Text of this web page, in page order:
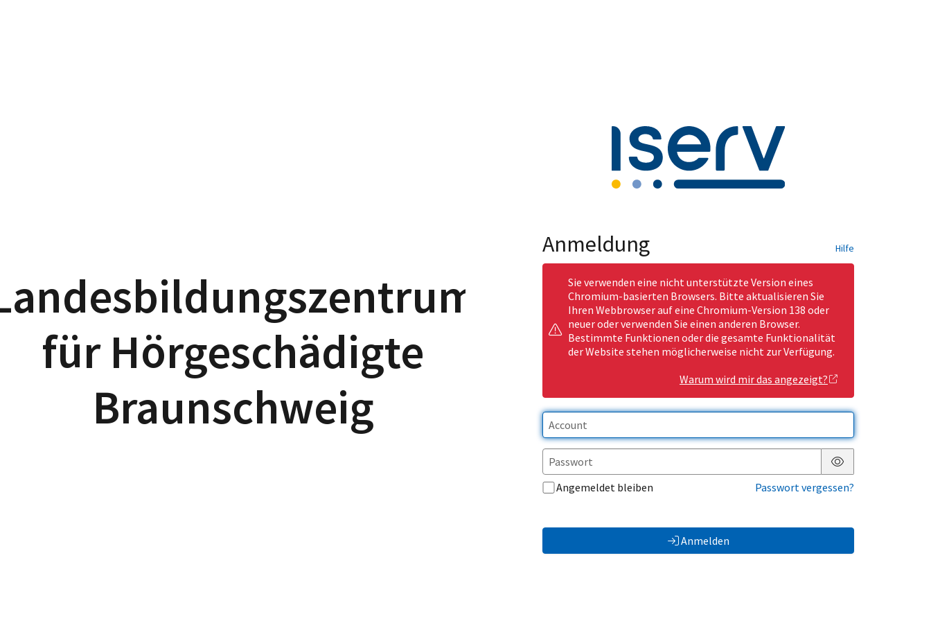
für Hörgeschädigte
Braunschweig
Anmeldung Hilfe
Sie verwenden eine nicht unterstützte Version eines
Chromium-basierten Browsers. Bitte aktualisieren Sie
Ihren Webbrowser auf eine Chromium-Version 138 oder
neuer oder verwenden Sie einen anderen Browser.
Bestimmte Funktionen oder die gesamte Funktionalität
der Website stehen möglicherweise nicht zur Verfügung.
Warum wird mir das angezeigt?
Passwort anzeigen
Angemeldet bleiben
Passwort vergessen?
Anmelden